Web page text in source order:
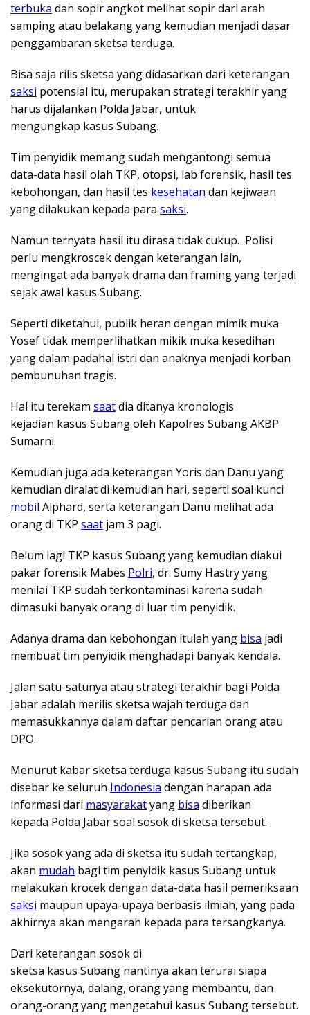
terbuka dan sopir angkot melihat sopir dari arah
samping atau belakang yang kemudian menjadi dasar
penggambaran sketsa terduga.
Bisa saja rilis sketsa yang didasarkan dari keterangan
saksi potensial itu, merupakan strategi terakhir yang
harus dijalankan Polda Jabar, untuk
mengungkap kasus Subang.
Tim penyidik memang sudah mengantongi semua
data-data hasil olah TKP, otopsi, lab forensik, hasil tes
kebohongan, dan hasil tes kesehatan dan kejiwaan
yang dilakukan kepada para saksi.
Namun ternyata hasil itu dirasa tidak cukup. Polisi
perlu mengkroscek dengan keterangan lain,
mengingat ada banyak drama dan framing yang terjadi
sejak awal kasus Subang.
Seperti diketahui, publik heran dengan mimik muka
Yosef tidak memperlihatkan mikik muka kesedihan
yang dalam padahal istri dan anaknya menjadi korban
pembunuhan tragis.
Hal itu terekam saatdia ditanya kronologis
kejadian kasus Subang oleh Kapolres Subang AKBP
Sumarni.
Kemudian juga ada keterangan Yoris dan Danu yang
kemudian diralat di kemudian hari, seperti soal kunci
mobil Alphard, serta keterangan Danu melihat ada
orang di TKP saat jam 3 pagi.
Belum lagi TKP kasus Subang yang kemudian diakui
pakar forensik Mabes Polri, dr. Sumy Hastry yang
menilai TKP sudah terkontaminasi karena sudah
dimasuki banyak orang di luar tim penyidik.
Adanya drama dan kebohongan itulah yang bisa jadi
membuat tim penyidik menghadapi banyak kendala.
Jalan satu-satunya atau strategi terakhir bagi Polda
Jabar adalah merilis sketsa wajah terduga dan
memasukkannya dalam daftar pencarian orang atau
DPO.
Menurut kabar sketsa terduga kasus Subang itu sudah
disebar ke seluruh Indonesia dengan harapan ada
informasi dari masyarakatyang bisa diberikan
kepada Polda Jabar soal sosok di sketsa tersebut.
Jika sosok yang ada di sketsa itu sudah tertangkap,
akan mudah bagi tim penyidik kasus Subang untuk
melakukan krocek dengan data-data hasil pemeriksaan
saksi maupun upaya-upaya berbasis ilmiah, yang pada
akhirnya akan mengarah kepada para tersangkanya.
Dari keterangan sosok di
sketsa kasus Subang nantinya akan terurai siapa
eksekutornya, dalang, orang yang membantu, dan
orang-orang yang mengetahui kasus Subang tersebut.